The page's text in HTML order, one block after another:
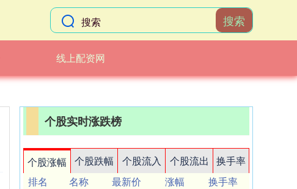
搜索
线上配资网
个股实时涨跌榜
个股涨幅 个股跌幅 个股流入 个股流出
换手率
排名
名称 最新价 涨幅
换手率